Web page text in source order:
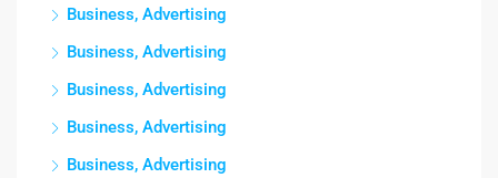
Business, Advertising
Business, Advertising
Business, Advertising
Business, Advertising
Business, Advertising